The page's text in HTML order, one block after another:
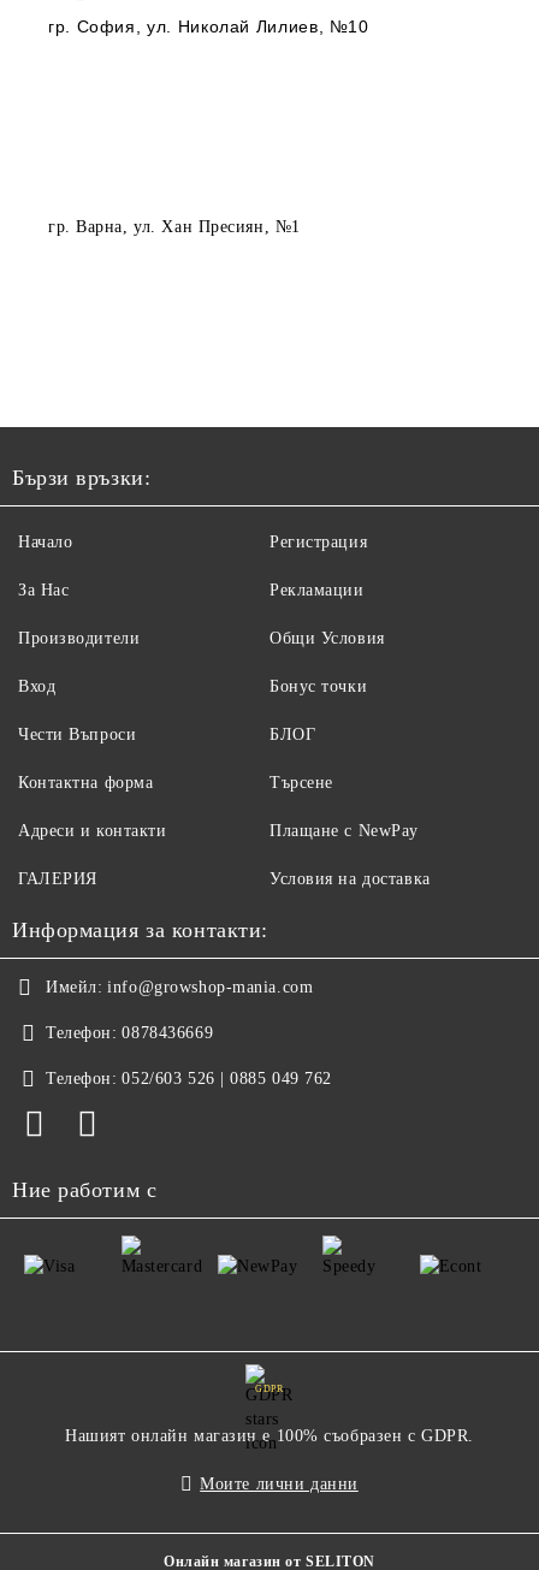
гр. София , ул. Николай Лилиев, №10
гр. Варна, ул. Хан Пресиян, №1
Бързи връзки:
Начало
За Нас
Производители
Вход
Регистрация
Рекламации
Общи Условия
Бонус точки
Чести Въпроси
Контактна форма
Адреси и контакти
ГАЛЕРИЯ
БЛОГ
Търсене
Плащане с NewPay
Условия на доставка
Информация за контакти:
Имейл: info@growshop-mania.com
Телефон: 0878436669
Телефон: 052/603 526 | 0885 049 762
Ние работим с
GDPR
Нашият онлайн магазин е 100% съобразен с GDPR.
Моите лични данни
Онлайн магазин от SELITON